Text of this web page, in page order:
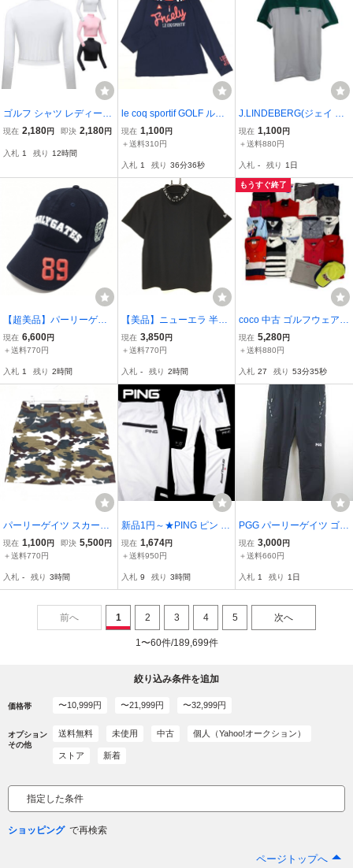
ゴルフ シャツ レディース
ハイネック シャツ UVカ
ア スポーツ 日焼け防止
現在 2,180円 即決 2,180円
入札 1 残り 12時間
le coq sportif GOLF ルコ
ックゴルフ 吸水速乾 ドラ
イ ハーフジップ ゴルフシ
ポロシャツ ゴルフウェア
レディース
現在 1,100円
＋送料310円
入札 1 残り 36分35秒
J.LINDEBERG(ジェイ リ
ンドバーグ) ポロシャツ
緑白 メンズ S 071-29541
中古
現在 1,100円
＋送料880円
入札 - 残り 1日
【超美品】パーリーゲイ
ツ キャップ ネイビー 立
体ロゴ 星型ニコちゃん F
GATES
現在 6,600円
＋送料770円
入札 1 残り 2時間
【美品】ニューエラ 半袖
ハイネックシャツ 黒×白
ネックロゴライン レディ
Era
現在 3,850円
＋送料770円
入札 - 残り 2時間
もうすぐ終了
coco 中古 ゴルフウェア
ブランド色々 まとめ売り
20点 メンズ おまとめ品 L
現在 5,280円
＋送料880円
入札 27 残り 53分34秒
パーリーゲイツ スカート
ブラウン×白 カモフラ 迷
彩 レディース 1(M) ゴル
現在 1,100円 即決 5,500円
＋送料770円
入札 - 残り 3時間
新品1円～★PING ピン ゴ
ルフウェア メンズ アドエ
ルム コンパクトニット ロ
白 ホワイト バイカラー
現在 1,674円
＋送料950円
入札 9 残り 3時間
PGG パーリーゲイツ ゴル
フ PEARLY GATES 268-1
231701 パンツ ウエスト
ス ゴルフウェア ネイビー
現在 3,000円
＋送料660円
入札 1 残り 1日
前へ 1 2 3 4 5 次へ
1〜60件/189,699件
絞り込み条件を追加
価格帯 〜10,999円 〜21,999円 〜32,999円
オプション
その他
送料無料 未使用 中古 個人（Yahoo!オークション）
ストア 新着
指定した条件
ショッピング
ページトップへ